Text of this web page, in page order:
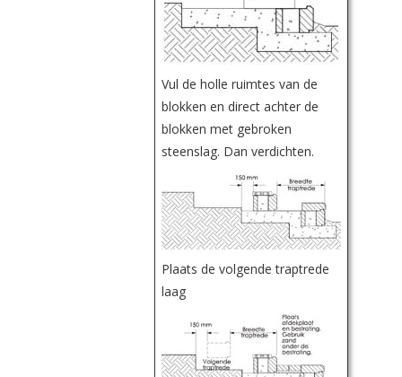
Vul de holle ruimtes van de
blokken en direct achter de
blokken met gebroken
steenslag. Dan verdichten.
Plaats de volgende traptrede
laag